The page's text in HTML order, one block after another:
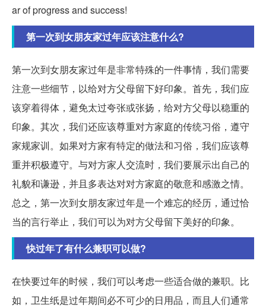
ar of progress and success!
第一次到女朋友家过年应该注意什么?
第一次到女朋友家过年是非常特殊的一件事情，我们需要
注意一些细节，以给对方父母留下好印象。首先，我们应
该穿着得体，避免太过夸张或张扬，给对方父母以稳重的
印象。其次，我们还应该尊重对方家庭的传统习俗，遵守
家规家训。如果对方家有特定的做法和习俗，我们应该尊
重并积极遵守。与对方家人交流时，我们要展示出自己的
礼貌和谦逊，并且多表达对对方家庭的敬意和感激之情。
总之，第一次到女朋友家过年是一个难忘的经历，通过恰
当的言行举止，我们可以为对方父母留下美好的印象。
快过年了有什么兼职可以做?
在快要过年的时候，我们可以考虑一些适合做的兼职。比
如，卫生纸是过年期间必不可少的日用品，而且人们通常